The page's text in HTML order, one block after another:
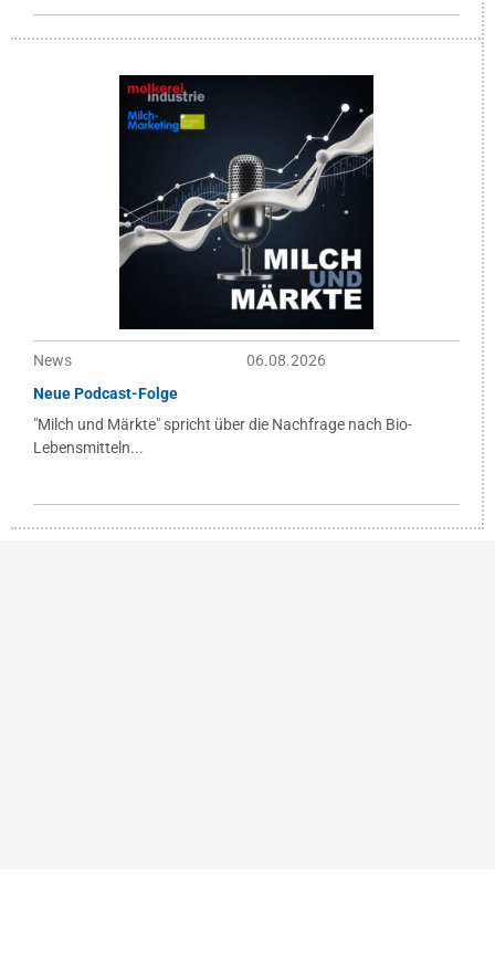
News
06.08.2026
Neue Podcast-Folge
"Milch und Märkte" spricht über die Nachfrage nach Bio-
Lebensmitteln...